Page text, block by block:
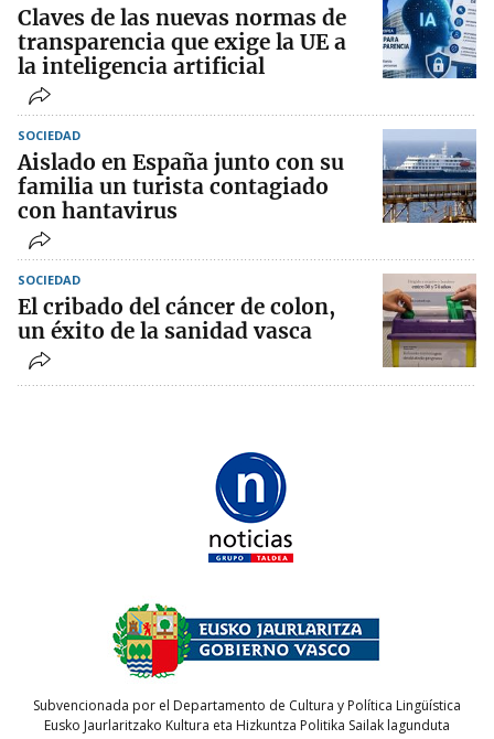
Claves de las nuevas normas de
transparencia que exige la UE a
la inteligencia artificial
SOCIEDAD
Aislado en España junto con su
familia un turista contagiado
con hantavirus
SOCIEDAD
El cribado del cáncer de colon,
un éxito de la sanidad vasca
Subvencionada por el Departamento de Cultura y Política Lingüística
Eusko Jaurlaritzako Kultura eta Hizkuntza Politika Sailak lagunduta